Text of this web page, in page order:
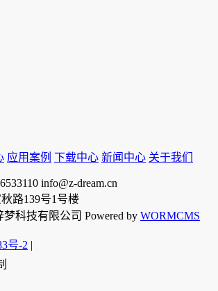
应用案例 下载中心 新闻中心 关于我们
info@z-dream.cn
路139号1号楼
科技有限公司 Powered by WORMCMS
号-2 |